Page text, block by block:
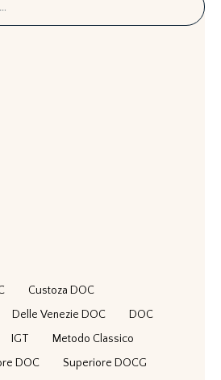
Custoza DOC
Delle Venezie DOC
DOC
IGT
Metodo Classico
DOC
Superiore DOCG